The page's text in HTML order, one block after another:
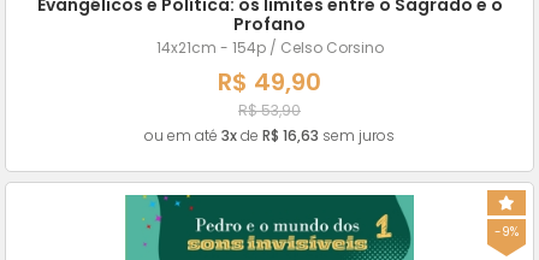
Evangélicos e Política: os limites entre o Sagrado e o
Profano
14x21cm - 154p / Celso Corsino
R$ 49,90
R$ 53,90
ou em até 3xde R$ 16,63 sem juros
-9%